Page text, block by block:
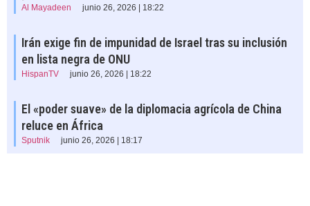
Al Mayadeen junio 26, 2026 | 18:22
Irán exige fin de impunidad de Israel tras su inclusión
en lista negra de ONU
HispanTV junio 26, 2026 | 18:22
El «poder suave» de la diplomacia agrícola de China
reluce en África
Sputnik junio 26, 2026 | 18:17